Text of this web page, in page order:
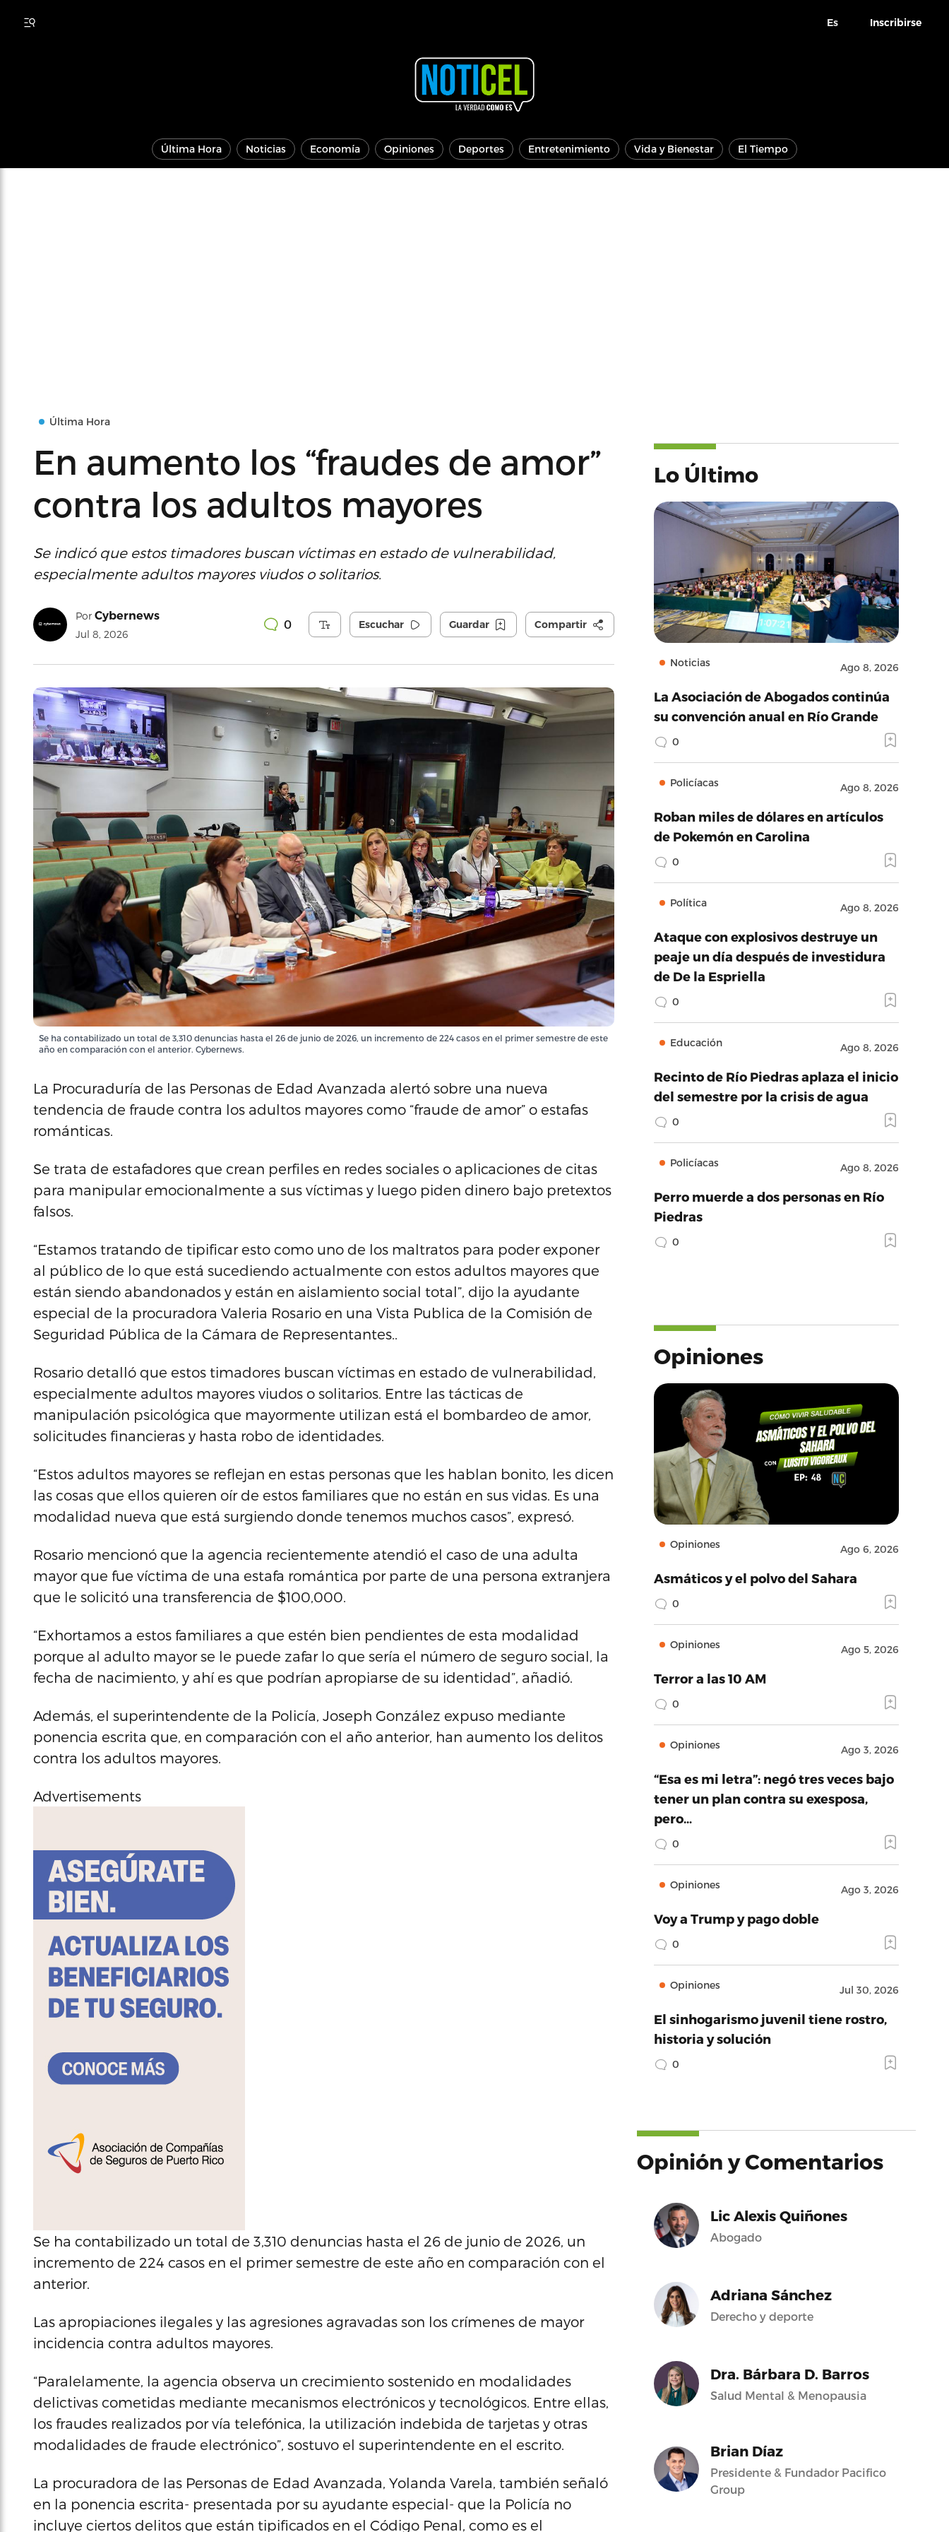
Es Inscribirse
Última Hora Noticias Economía Opiniones Deportes Entretenimiento Vida y Bienestar El Tiempo
Última Hora
En aumento los “fraudes de amor”
contra los adultos mayores
Se indicó que estos timadores buscan víctimas en estado de vulnerabilidad,
especialmente adultos mayores viudos o solitarios.
Por Cybernews
Jul 8, 2026
0 Escuchar Guardar Compartir
Se ha contabilizado un total de 3,310 denuncias hasta el 26 de junio de 2026, un incremento de 224 casos en el primer semestre de este
año en comparación con el anterior. Cybernews.
La Procuraduría de las Personas de Edad Avanzada alertó sobre una nueva
tendencia de fraude contra los adultos mayores como “fraude de amor” o estafas
románticas.
Se trata de estafadores que crean perfiles en redes sociales o aplicaciones de citas
para manipular emocionalmente a sus víctimas y luego piden dinero bajo pretextos
falsos.
“Estamos tratando de tipificar esto como uno de los maltratos para poder exponer
al público de lo que está sucediendo actualmente con estos adultos mayores que
están siendo abandonados y están en aislamiento social total”, dijo la ayudante
especial de la procuradora Valeria Rosario en una Vista Publica de la Comisión de
Seguridad Pública de la Cámara de Representantes..
Rosario detalló que estos timadores buscan víctimas en estado de vulnerabilidad,
especialmente adultos mayores viudos o solitarios. Entre las tácticas de
manipulación psicológica que mayormente utilizan está el bombardeo de amor,
solicitudes financieras y hasta robo de identidades.
“Estos adultos mayores se reflejan en estas personas que les hablan bonito, les dicen
las cosas que ellos quieren oír de estos familiares que no están en sus vidas. Es una
modalidad nueva que está surgiendo donde tenemos muchos casos”, expresó.
Rosario mencionó que la agencia recientemente atendió el caso de una adulta
mayor que fue víctima de una estafa romántica por parte de una persona extranjera
que le solicitó una transferencia de $100,000.
“Exhortamos a estos familiares a que estén bien pendientes de esta modalidad
porque al adulto mayor se le puede zafar lo que sería el número de seguro social, la
fecha de nacimiento, y ahí es que podrían apropiarse de su identidad”, añadió.
Además, el superintendente de la Policía, Joseph González expuso mediante
ponencia escrita que, en comparación con el año anterior, han aumento los delitos
contra los adultos mayores.
Advertisements
Se ha contabilizado un total de 3,310 denuncias hasta el 26 de junio de 2026, un
incremento de 224 casos en el primer semestre de este año en comparación con el
anterior.
Las apropiaciones ilegales y las agresiones agravadas son los crímenes de mayor
incidencia contra adultos mayores.
“Paralelamente, la agencia observa un crecimiento sostenido en modalidades
delictivas cometidas mediante mecanismos electrónicos y tecnológicos. Entre ellas,
los fraudes realizados por vía telefónica, la utilización indebida de tarjetas y otras
modalidades de fraude electrónico”, sostuvo el superintendente en el escrito.
La procuradora de las Personas de Edad Avanzada, Yolanda Varela, también señaló
en la ponencia escrita- presentada por su ayudante especial- que la Policía no
incluye ciertos delitos que están tipificados en el Código Penal, como es el
Lo Último
Noticias Ago 8, 2026
La Asociación de Abogados continúa
su convención anual en Río Grande
0
Policíacas Ago 8, 2026
Roban miles de dólares en artículos
de Pokemón en Carolina
0
Política Ago 8, 2026
Ataque con explosivos destruye un
peaje un día después de investidura
de De la Espriella
0
Educación Ago 8, 2026
Recinto de Río Piedras aplaza el inicio
del semestre por la crisis de agua
0
Policíacas Ago 8, 2026
Perro muerde a dos personas en Río
Piedras
0
Opiniones
Opiniones Ago 6, 2026
Asmáticos y el polvo del Sahara
0
Opiniones Ago 5, 2026
Terror a las 10 AM
0
Opiniones Ago 3, 2026
“Esa es mi letra”: negó tres veces bajo
tener un plan contra su exesposa,
pero…
0
Opiniones Ago 3, 2026
Voy a Trump y pago doble
0
Opiniones Jul 30, 2026
El sinhogarismo juvenil tiene rostro,
historia y solución
0
Opinión y Comentarios
Lic Alexis Quiñones
Abogado
Adriana Sánchez
Derecho y deporte
Dra. Bárbara D. Barros
Salud Mental & Menopausia
Brian Díaz
Presidente & Fundador Pacifico
Group